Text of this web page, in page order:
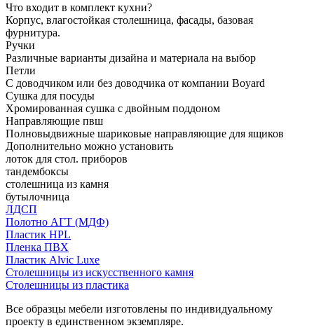
Что входит в комплект кухни?
Корпус, влагостойкая столешница, фасады, базовая
фурнитура.
Ручки
Различные варианты дизайна и материала на выбор
Петли
С доводчиком или без доводчика от компании Boyard
Сушка для посуды
Хромированная сушка с двойным поддоном
Направляющие пвш
Полновыдвижные шариковые направляющие для ящиков
Дополнительно можно установить
лоток для стол. приборов
тандембоксы
столешница из камня
бутылочница
ЛДСП
Полотно АГТ (МДФ)
Пластик HPL
Пленка ПВХ
Пластик Alvic Luxe
Столешницы из искусственного камня
Столешницы из пластика
Все образцы мебели изготовлены по индивидуальному
проекту в единственном экземпляре.